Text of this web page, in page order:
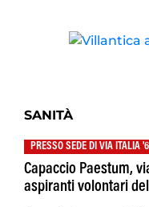
SANITÀ
PRESSO SEDE DI VIA ITALIA
Capaccio Paestum,
aspiranti volontari